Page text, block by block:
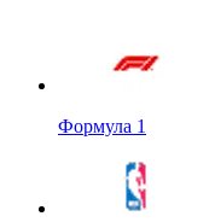
Формула 1